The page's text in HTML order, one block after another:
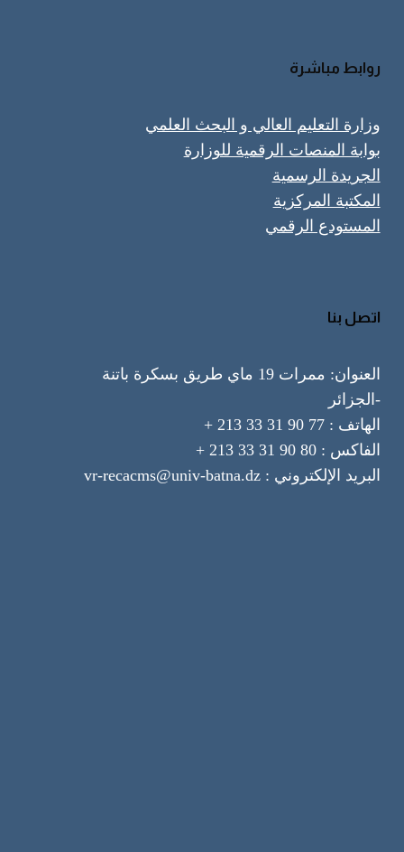
روابط مباشرة
وزارة التعليم العالي و البحث العلمي
بوابة المنصات الرقمية للوزارة
الجريدة الرسمية
المكتبة المركزية
المستودع الرقمي
اتصل بنا
العنوان: ممرات 19 ماي طريق بسكرة باتنة
-الجزائر
الهاتف : 77 90 31 33 213 +
الفاكس : 80 90 31 33 213 +
البريد الإلكتروني : vr-recacms@univ-batna.dz